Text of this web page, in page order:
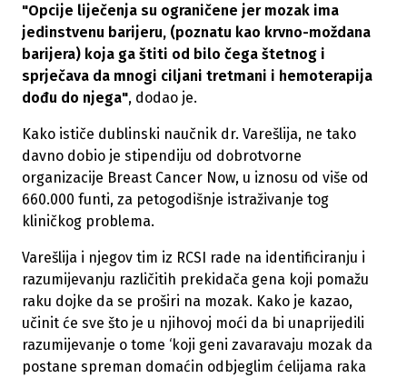
"Opcije liječenja su ograničene jer mozak ima
jedinstvenu barijeru, (poznatu kao krvno-moždana
barijera) koja ga štiti od bilo čega štetnog i
sprječava da mnogi ciljani tretmani i hemoterapija
dođu do njega", dodao je.
Kako ističe dublinski naučnik dr. Varešlija, ne tako
davno dobio je stipendiju od dobrotvorne
organizacije Breast Cancer Now, u iznosu od više od
660.000 funti, za petogodišnje istraživanje tog
kliničkog problema.
Varešlija i njegov tim iz RCSI rade na identificiranju i
razumijevanju različitih prekidača gena koji pomažu
raku dojke da se proširi na mozak. Kako je kazao,
učinit će sve što je u njihovoj moći da bi unaprijedili
razumijevanje o tome ‘koji geni zavaravaju mozak da
postane spreman domaćin odbjeglim ćelijama raka